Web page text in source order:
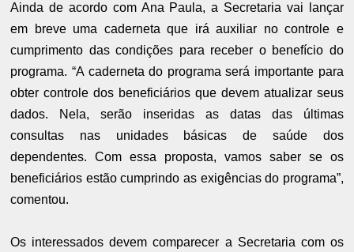
Ainda de acordo com Ana Paula, a Secretaria vai lançar
em breve uma caderneta que irá auxiliar no controle e
cumprimento das condições para receber o benefício do
programa. “A caderneta do programa será importante para
obter controle dos beneficiários que devem atualizar seus
dados. Nela, serão inseridas as datas das últimas
consultas nas unidades básicas de saúde dos
dependentes. Com essa proposta, vamos saber se os
beneficiários estão cumprindo as exigências do programa”,
comentou.
Os interessados devem comparecer a Secretaria com os